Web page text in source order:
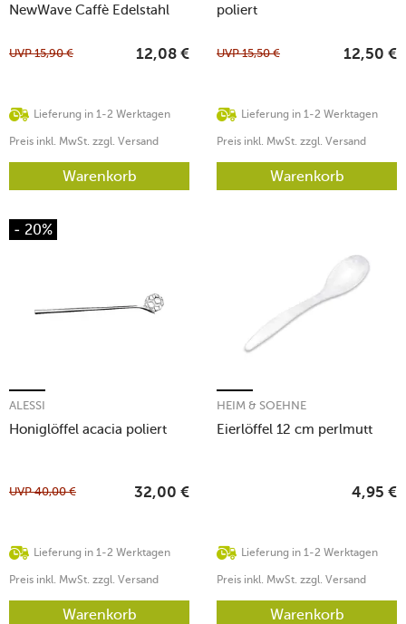
NewWave Caffè Edelstahl
Lieferung in 1-2 Werktagen
UVP15,90 € 12,08 €
Preis inkl. MwSt. zzgl. Versand
Warenkorb
poliert
Lieferung in 1-2 Werktagen
UVP15,50 € 12,50 €
Preis inkl. MwSt. zzgl. Versand
Warenkorb
- 20%
Honiglöffel acacia poliert
ALESSI
Lieferung in 1-2 Werktagen
UVP40,00 € 32,00 €
Preis inkl. MwSt. zzgl. Versand
Warenkorb
Eierlöffel 12 cm perlmutt
HEIM & SOEHNE
Lieferung in 1-2 Werktagen
4,95 €
Preis inkl. MwSt. zzgl. Versand
Warenkorb